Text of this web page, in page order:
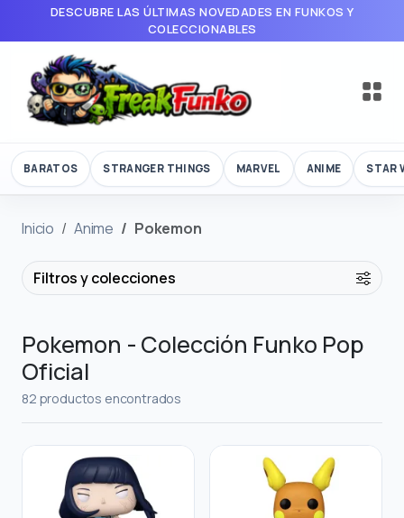
DESCUBRE LAS ÚLTIMAS NOVEDADES EN FUNKOS Y
COLECCIONABLES
BARATOS STRANGER THINGS MARVEL ANIME STAR
Inicio Anime Pokemon
Filtros y colecciones
Pokemon - Colección Funko Pop
Oficial
82 productos encontrados